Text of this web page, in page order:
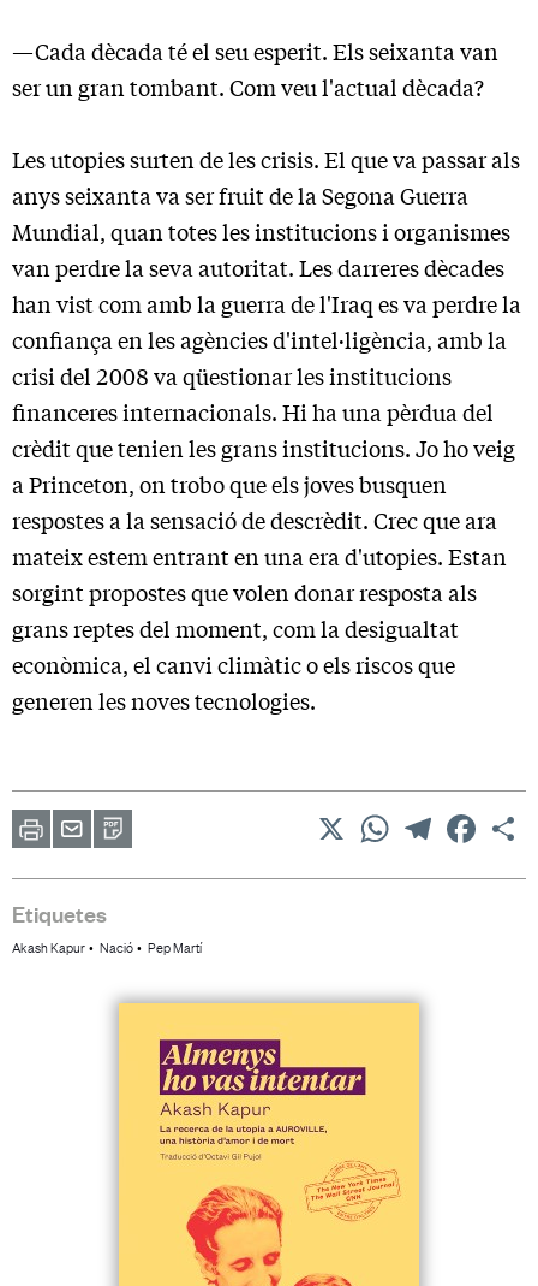
—Cada dècada té el seu esperit. Els seixanta van
ser un gran tombant. Com veu l'actual dècada?
Les utopies surten de les crisis. El que va passar als
anys seixanta va ser fruit de la Segona Guerra
Mundial, quan totes les institucions i organismes
van perdre la seva autoritat. Les darreres dècades
han vist com amb la guerra de l'Iraq es va perdre la
confiança en les agències d'intel·ligència, amb la
crisi del 2008 va qüestionar les institucions
financeres internacionals. Hi ha una pèrdua del
crèdit que tenien les grans institucions. Jo ho veig
a Princeton, on trobo que els joves busquen
respostes a la sensació de descrèdit. Crec que ara
mateix estem entrant en una era d'utopies. Estan
sorgint propostes que volen donar resposta als
grans reptes del moment, com la desigualtat
econòmica, el canvi climàtic o els riscos que
generen les noves tecnologies.
a
amic
WhatsAppTelegram
Etiquetes
Akash Kapur Nació Pep Martí